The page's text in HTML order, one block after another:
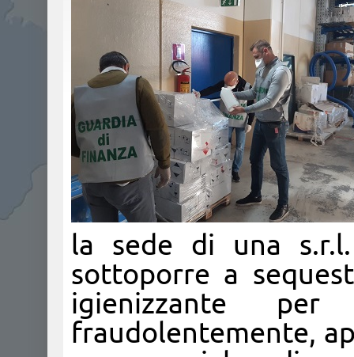
la sede di una
sottoporre a
igienizzante per
fraudolentemente,